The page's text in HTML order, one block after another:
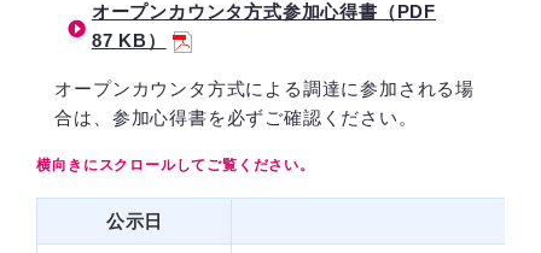
オープンカウンタ方式参加心得書（PDF
87 KB）
オープンカウンタ方式による調達に参加される場
合は、参加心得書を必ずご確認ください。
公示日